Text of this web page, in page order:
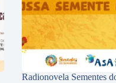
Radionovela Sementes